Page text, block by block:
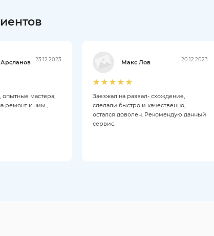
23.12.2023
мастера,
ремонт к ним ,
Макс Лов 20.12.2023
Заезжал на развал- схождение,
сделали быстро и качественно,
остался доволен. Рекомендую данный
сервис.